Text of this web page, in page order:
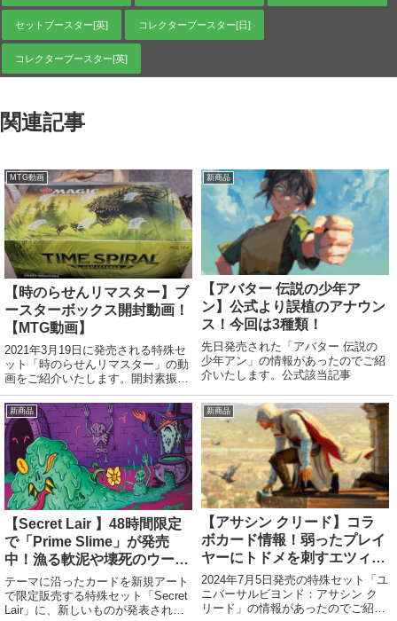
セットブースター[英] コレクターブースター[日]
コレクターブースター[英]
関連記事
MTG動画
【時のらせんリマスター】ブ
ースターボックス開封動画！
【MTG動画】
2021年3月19日に発売される特殊セ
ット「時のらせんリマスター」の動
画をご紹介いたします。開封素振り
をしたい方はこちらからいよいよ明
日発売ですが、レアや旧枠版がどん
な感じで出るのか今からチェックし
ておきましょう！ 旧枠版、いいな
あ！！！し...
新商品
【アバター 伝説の少年ア
ン】公式より誤植のアナウン
ス！今回は3種類！
先日発売された「アバター 伝説の
少年アン」の情報があったのでご紹
介いたします。公式該当記事
新商品
【Secret Lair 】48時間限定
で「Prime Slime」が発売
中！漁る軟泥や壊死のウーズ
など5種！
テーマに沿ったカードを新規アート
で限定販売する特殊セット「Secret
Lair」に、新しいものが発表された
新商品
【アサシン クリード】コラ
ボカード情報！弱ったプレイ
ヤーにトドメを刺すエツィ
オ！伝説のクリーチャーのコ
ピーを作るアニムス！暗殺者
にフィットするアサシンブレ
2024年7月5日発売の特殊セット「ユ
ニバーサルビヨンド：アサシン ク
リード」の情報があったのでご紹介